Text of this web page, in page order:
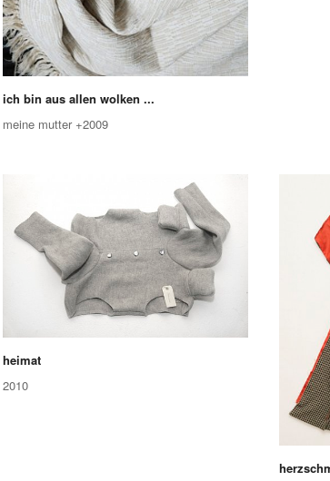
ich bin aus allen wolken ...
meine mutter +2009
heimat
2010